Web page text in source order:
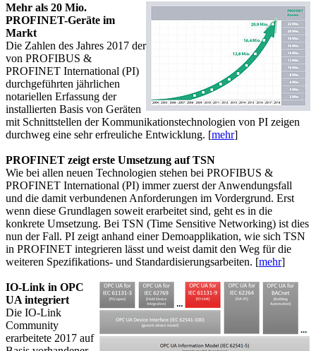
Mehr als 20 Mio.
PROFINET-Geräte im
Markt
Die Zahlen des Jahres 2017 der
von PROFIBUS &
PROFINET International (PI)
durchgeführten jährlichen
notariellen Erfassung der
installierten Basis von Geräten
mit Schnittstellen der Kommunikationstechnologien von PI zeigen
durchweg eine sehr erfreuliche Entwicklung. [mehr]
PROFINET zeigt erste Umsetzung auf TSN
Wie bei allen neuen Technologien stehen bei PROFIBUS &
PROFINET International (PI) immer zuerst der Anwendungsfall
und die damit verbundenen Anforderungen im Vordergrund. Erst
wenn diese Grundlagen soweit erarbeitet sind, geht es in die
konkrete Umsetzung. Bei TSN (Time Sensitive Networking) ist dies
nun der Fall. PI zeigt anhand einer Demoapplikation, wie sich TSN
in PROFINET integrieren lässt und weist damit den Weg für die
weiteren Spezifikations- und Standardisierungsarbeiten. [mehr]
IO-Link in OPC
UA integriert
Die IO-Link
Community
erarbeitete 2017 auf